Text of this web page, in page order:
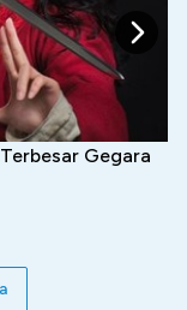
Gegara